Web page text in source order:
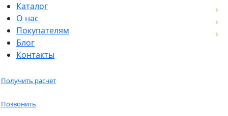
Каталог
О нас
Покупателям
Блог
Контакты
Получить расчет
Позвонить